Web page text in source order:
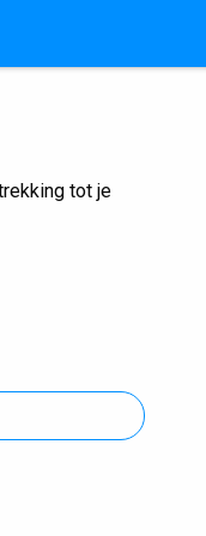
tot je